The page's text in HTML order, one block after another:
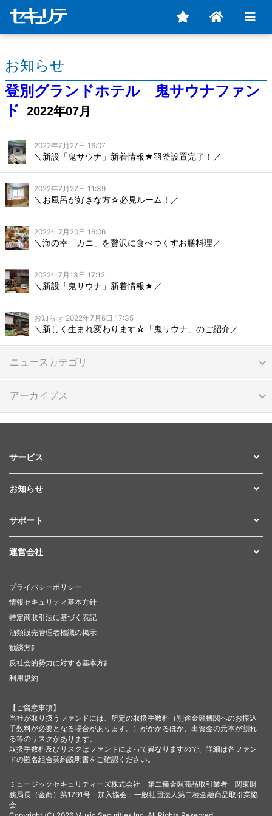
お知らせ
登別グランドホテル 鬼サウナファン
ド
2022年07月
2022年7月27日 16:07
＼新設「鬼サウナ」新着情報★羽釜設置完了！／
2022年7月27日 11:39
＼お風呂が好きな方☆必見ルーム！／
2022年7月20日 16:06
＼海の幸「カニ」を贅沢に食べつくすお膳料理／
2022年7月13日 17:12
＼新設「鬼サウナ」新着情報★／
お知らせ 2022年7月6日 17:35
＼新しく生まれ変わります☆「鬼サウナ」のご紹介／
ニュースカテゴリ
アーカイブス
サービス
お知らせ
サポート
運営会社
プライバシーポリシー
情報セキュリティ基本方針
特定商取引法に基づく表記
酒類販売管理者標識の掲示
勧誘方針
反社会的勢力に対する基本方針
利用規約
【ご留意事項】
当社が取り扱うファンドには、所定の取扱手数料（別途金融機関へのお振込
手数料が必要となる場合があります。）がかかるほか、出資金の元本が割れ
る等のリスクがあります。
取扱手数料及びリスクはファンドによって異なりますので、詳細は各ファン
ドの匿名組合契約説明書をご確認ください。
ミュージックセキュリティーズ株式会社 第二種金融商品取引業者 関東財
務局長（金商）第1791号 加入協会：一般社団法人第二種金融商品取引業協
会